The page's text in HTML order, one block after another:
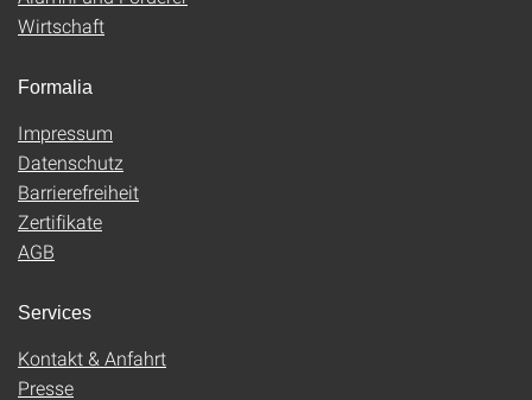
Wirtschaft
Formalia
Impressum
Datenschutz
Barrierefreiheit
Zertifikate
AGB
Services
Kontakt & Anfahrt
Presse